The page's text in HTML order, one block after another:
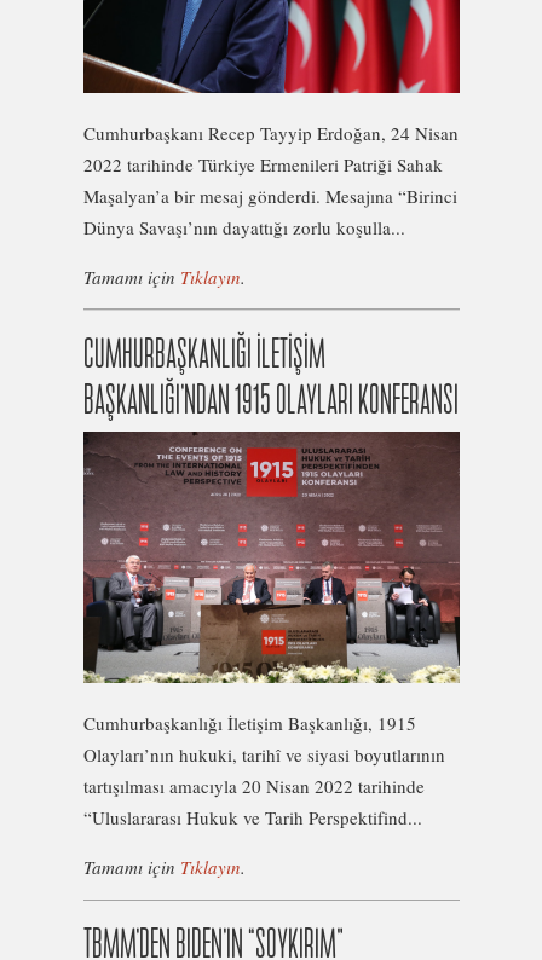
Cumhurbaşkanı Recep Tayyip Erdoğan, 24 Nisan
2022 tarihinde Türkiye Ermenileri Patriği Sahak
Maşalyan’a bir mesaj gönderdi. Mesajına “Birinci
Dünya Savaşı’nın dayattığı zorlu koşulla...
Tamamı için Tıklayın.
CUMHURBAŞKANLIĞI İLETİŞİM
BAŞKANLIĞI’NDAN 1915 OLAYLARI KONFERANSI
Cumhurbaşkanlığı İletişim Başkanlığı, 1915
Olayları’nın hukuki, tarihî ve siyasi boyutlarının
tartışılması amacıyla 20 Nisan 2022 tarihinde
“Uluslararası Hukuk ve Tarih Perspektifind...
Tamamı için Tıklayın.
TBMM’DEN BIDEN’IN “SOYKIRIM”